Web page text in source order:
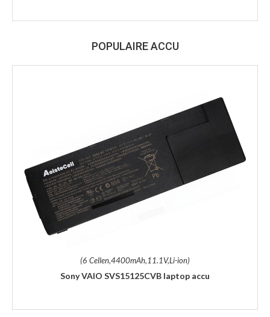
POPULAIRE ACCU
(6 Cellen,4400mAh,11.1V,Li-ion)
Sony VAIO SVS15125CVB laptop accu